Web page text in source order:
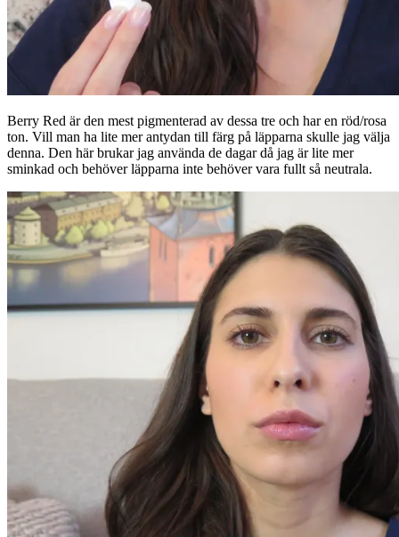
Berry Red är den mest pigmenterad av dessa tre och har en röd/rosa
ton. Vill man ha lite mer antydan till färg på läpparna skulle jag välja
denna. Den här brukar jag använda de dagar då jag är lite mer
sminkad och behöver läpparna inte behöver vara fullt så neutrala.